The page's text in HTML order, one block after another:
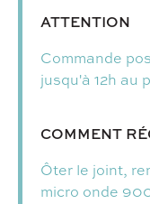
ATTENTION
Commande
jusqu'à 12h au
COMMENT
Ôter le joint,
micro onde